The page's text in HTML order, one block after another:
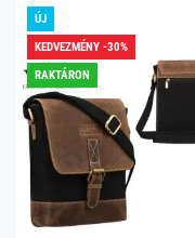
ÚJ
KEDVEZMÉNY -30%
RAKTÁRON